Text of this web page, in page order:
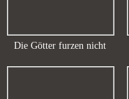
Die Götter furzen nicht